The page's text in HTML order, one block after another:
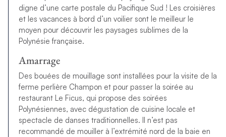
digne d’une carte postale du Pacifique Sud ! Les croisières
et les vacances à bord d’un voilier sont le meilleur le
moyen pour découvrir les paysages sublimes de la
Polynésie française.
Amarrage
Des bouées de mouillage sont installées pour la visite de la
ferme perlière Champon et pour passer la soirée au
restaurant Le Ficus, qui propose des soirées
Polynésiennes, avec dégustation de cuisine locale et
spectacle de danses traditionnelles. Il n’est pas
recommandé de mouiller à l’extrémité nord de la baie en